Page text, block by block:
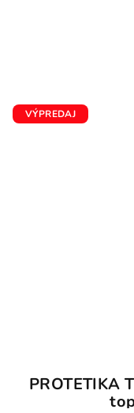
VÝPREDAJ
PROTETIKA